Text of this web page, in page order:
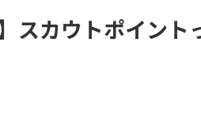
スカウトポイン